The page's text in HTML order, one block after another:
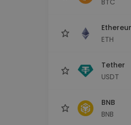
ETH
Tether
USDT
BNB
BNB